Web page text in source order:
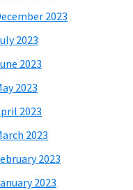
2023
2023
2023
2023
2023
2023
2023
2023